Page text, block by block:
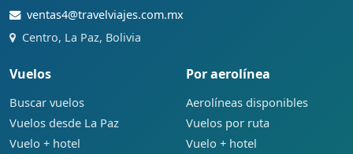
ventas4@travelviajes.com.mx
Centro, La Paz, Bolivia
Vuelos
Buscar vuelos
Vuelos desde La Paz
Vuelo + hotel
Por aerolínea
Aerolíneas disponibles
Vuelos por ruta
Vuelo + hotel